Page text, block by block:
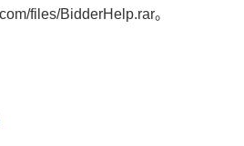
files/BidderHelp.rar。